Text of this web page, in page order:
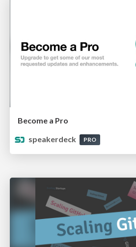
Become a Pro
speakerdeck
PRO